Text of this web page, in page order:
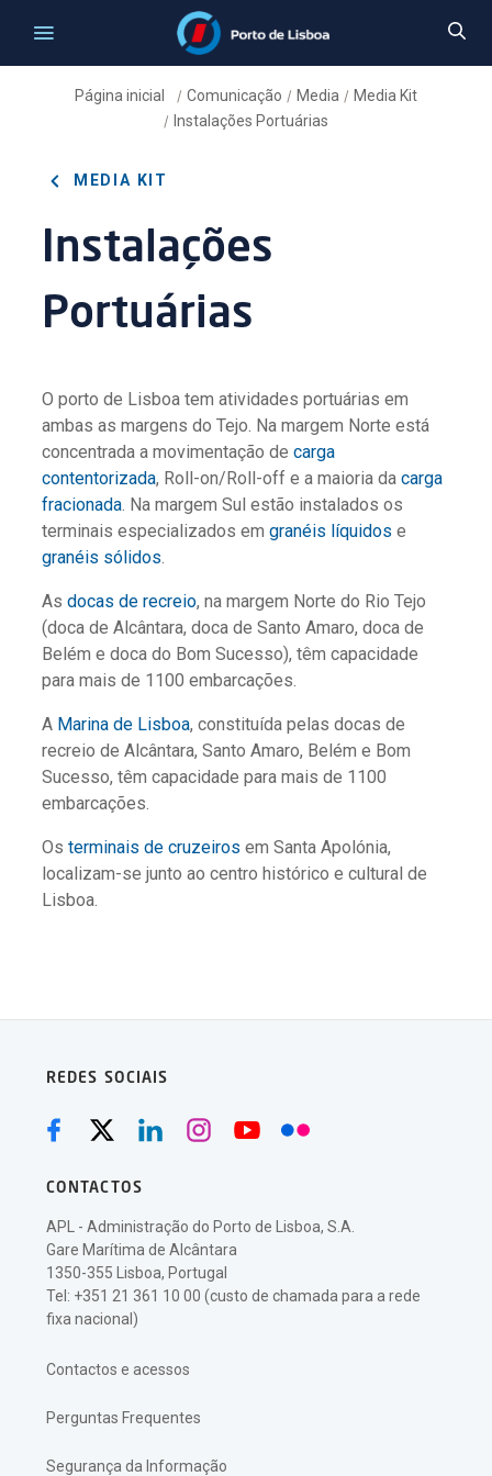
Página inicial / Comunicação / Media/ Media Kit
/ Instalações Portuárias
MEDIA KIT
Instalações
Portuárias
O porto de Lisboa tem atividades portuárias em
ambas as margens do Tejo. Na margem Norte está
concentrada a movimentação decarga
contentorizada, Roll-on/Roll-off e a maioria dacarga
fracionada . Na margem Sul estão instalados os
terminais especializados emgranéis líquidos e
granéis sólidos
Asdocas de recreio, na margem Norte do Rio Tejo
(doca de Alcântara, doca de Santo Amaro, doca de
Belém e doca do Bom Sucesso), têm capacidade
para mais de 1100 embarcações.
A Marina de Lisboa, constituída pelas docas de
recreio de Alcântara, Santo Amaro, Belém e Bom
Sucesso, têm capacidade para mais de 1100
embarcações.
Osterminais de cruzeiros em Santa Apolónia,
localizam-se junto ao centro histórico e cultural de
Lisboa.
REDES SOCIAIS
CONTACTOS
APL - Administração do Porto de Lisboa, S.A.
Gare Marítima de Alcântara
1350-355 Lisboa, Portugal
Tel: +351 21 361 10 00 (custo de chamada para a rede
fixa nacional)
Contactos e acessos
Perguntas Frequentes
Segurança da Informação